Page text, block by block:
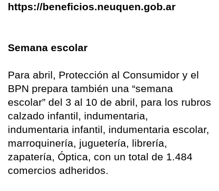
https://beneficios.neuquen.gob.ar
Semana escolar
Para abril, Protección al Consumidor y el
BPN prepara también una “semana
escolar” del 3 al 10 de abril, para los rubros
calzado infantil, indumentaria,
indumentaria infantil, indumentaria escolar,
marroquinería, juguetería, librería,
zapatería, Óptica, con un total de 1.484
comercios adheridos.